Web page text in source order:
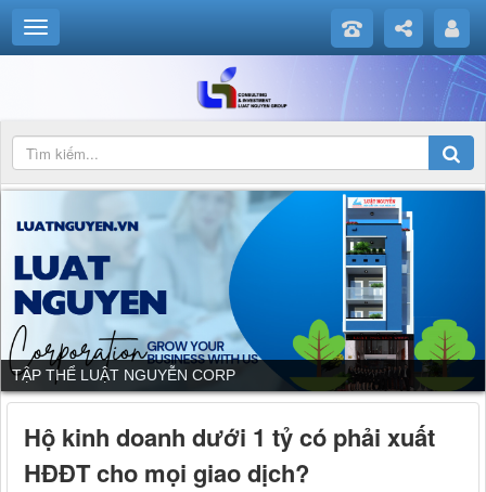
DỊCH VỤ CỦA LUẬT NGUYỄN CORP
Hộ kinh doanh dưới 1 tỷ có phải xuất
HĐĐT cho mọi giao dịch?